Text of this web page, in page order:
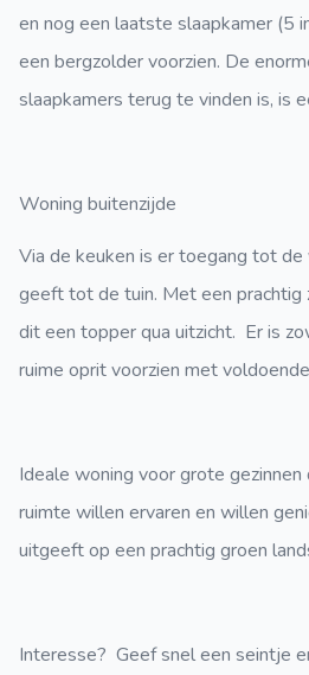
en nog een laatste slaapkamer (5
een bergzolder voorzien. De
slaapkamers terug te vinden is, is
Woning buitenzijde
Via de keuken is er toegang tot de
geeft tot de tuin. Met een prachtig
dit een topper qua uitzicht. Er is
ruime oprit voorzien met
Ideale woning voor grote
ruimte willen ervaren en willen
uitgeeft op een prachtig groen
Interesse? Geef snel een seintje